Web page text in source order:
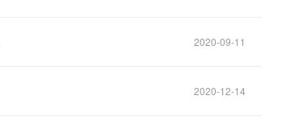
2020-09-11
2020-12-14